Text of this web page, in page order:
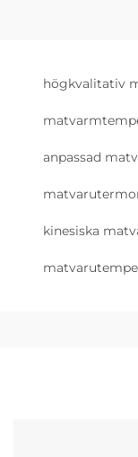
högkvalitativ
anpassad
kinesiska